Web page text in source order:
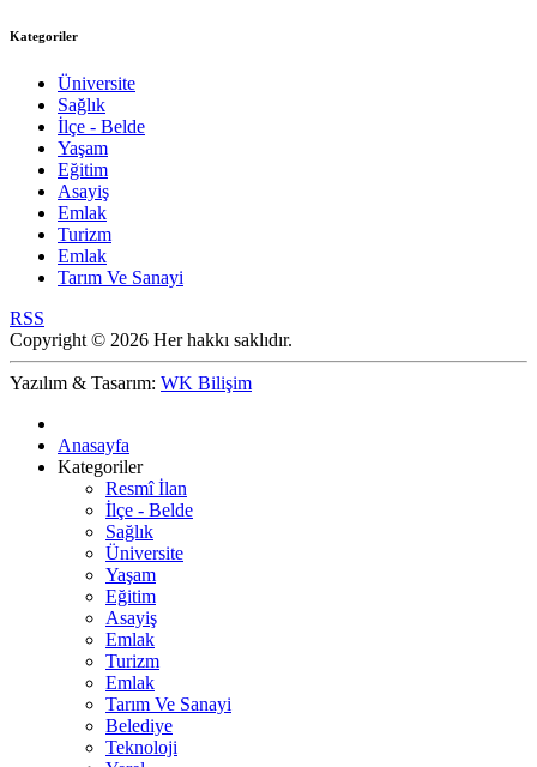
Kategoriler
Üniversite
Sağlık
İlçe - Belde
Yaşam
Eğitim
Asayiş
Emlak
Turizm
Emlak
Tarım Ve Sanayi
RSS
Copyright © 2026 Her hakkı saklıdır.
Yazılım & Tasarım: WK Bilişim
Anasayfa
Kategoriler
Resmî İlan
İlçe - Belde
Sağlık
Üniversite
Yaşam
Eğitim
Asayiş
Emlak
Turizm
Emlak
Tarım Ve Sanayi
Belediye
Teknoloji